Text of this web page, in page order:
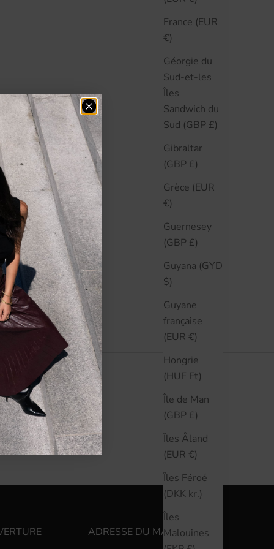
France (EUR
€)
Géorgie du
Sud-et-les
Îles
Sandwich du
Sud (GBP £)
Gibraltar
(GBP £)
Grèce (EUR
€)
Guernesey
(GBP £)
Guyana (GYD
$)
Guyane
française
(EUR €)
Hongrie
(HUF Ft)
Île de Man
(GBP £)
Îles Åland
(EUR €)
Îles Féroé
(DKK kr.)
Îles
Malouines
ADRESSE DU MAGASIN